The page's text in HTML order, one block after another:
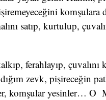
komşulara
satıp, kurtulup,
ferahlayıp, çuvalını
zevk, pişireceğin
komşular yesinler… O